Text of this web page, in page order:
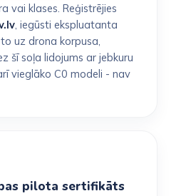
vai klases. Reģistrējies
, iegūsti ekspluatanta
uz drona korpusa,
šī soļa lidojums ar jebkuru
vieglāko C0 modeli - nav
pilota sertifikāts